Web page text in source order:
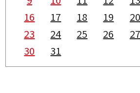
16
17 18 19 20
23
24 25 26 27
30
31